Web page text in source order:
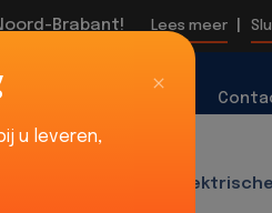
Brabant! Lees meer
u leveren,